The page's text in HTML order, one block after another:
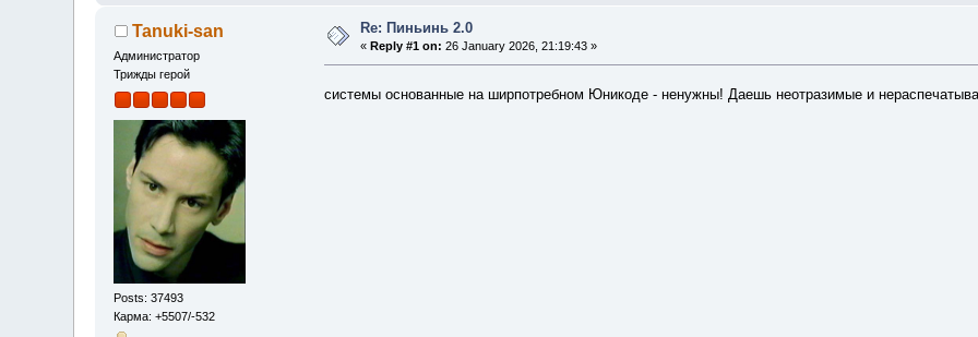
Tanuki-san
Администратор
Трижды герой
Posts: 37493
Карма: +5507/-532
Re: Пиньинь 2.0
« Reply #1 on: 26 January 2026, 21:19:43 »
системы основанные на ширпотребном Юникоде - ненужны! Даешь неотразимые и